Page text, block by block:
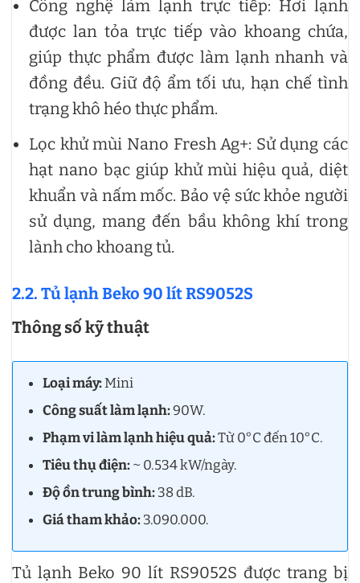
Công nghệ làm lạnh trực tiếp: Hơi lạnh
được lan tỏa trực tiếp vào khoang chứa,
giúp thực phẩm được làm lạnh nhanh và
đồng đều. Giữ độ ẩm tối ưu, hạn chế tình
trạng khô héo thực phẩm.
Lọc khử mùi Nano Fresh Ag+: Sử dụng các
hạt nano bạc giúp khử mùi hiệu quả, diệt
khuẩn và nấm mốc. Bảo vệ sức khỏe người
sử dụng, mang đến bầu không khí trong
lành cho khoang tủ.
2.2. Tủ lạnh Beko 90 lít RS9052S
Thông số kỹ thuật
Loại máy:Mini
Công suất làm lạnh:90W.
Phạm vi làm lạnh hiệu quả:Từ 0°C đến 10°C.
Tiêu thụ điện:~ 0.534 kW/ngày.
Độ ồn trung bình:38 dB.
Giá tham khảo:3.090.000.
Tủ lạnh Beko 90 lít RS9052S được trang bị